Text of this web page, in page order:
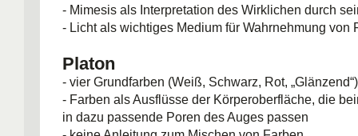
- Mimesis als Interpretation des Wirklichen durch
- Licht als wichtiges Medium für Wahrnehmung von
Platon
- vier Grundfarben (Weiß, Schwarz, Rot, „Glänzend“)
- Farben als Ausflüsse der Körperoberfläche, die
in dazu passende Poren des Auges passen